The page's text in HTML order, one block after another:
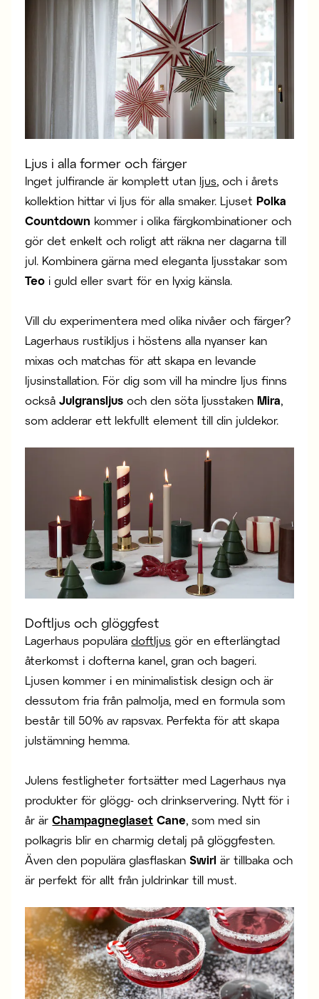
Ljus i alla former och färger
Inget julfirande är komplett utan ljus, och i årets
kollektion hittar vi ljus för alla smaker. LjusetPolka
Countdown kommer i olika färgkombinationer och
gör det enkelt och roligt att räkna ner dagarna till
jul. Kombinera gärna med eleganta ljusstakar som
Teo i guld eller svart för en lyxig känsla.
Vill du experimentera med olika nivåer och färger?
Lagerhaus rustikljus i höstens alla nyanser kan
mixas och matchas för att skapa en levande
ljusinstallation. För dig som vill ha mindre ljus finns
ocksåJulgransljus och den söta ljusstakenMira,
som adderar ett lekfullt element till din juldekor.
Doftljus och glöggfest
Lagerhaus populäradoftljus gör en efterlängtad
återkomst i dofterna kanel, gran och bageri.
Ljusen kommer i en minimalistisk design och är
dessutom fria från palmolja, med en formula som
består till 50% av rapsvax. Perfekta för att skapa
julstämning hemma.
Julens festligheter fortsätter med Lagerhaus nya
produkter för glögg- och drinkservering. Nytt för i
år ärChampagneglaset Cane, som med sin
polkagris blir en charmig detalj på glöggfesten.
Även den populära glasflaskan Swirl är tillbaka och
är perfekt för allt från juldrinkar till must.